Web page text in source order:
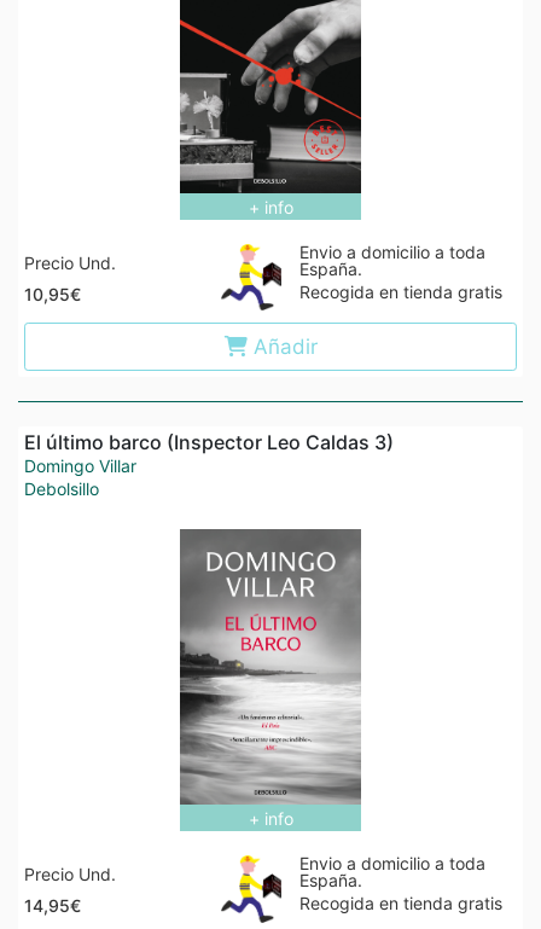
+ info
Precio Und.
10,95€
Envio a domicilio a toda
España.
Recogida en tienda gratis
Añadir
El último barco (Inspector Leo Caldas 3)
Domingo Villar
Debolsillo
+ info
Precio Und.
14,95€
Envio a domicilio a toda
España.
Recogida en tienda gratis